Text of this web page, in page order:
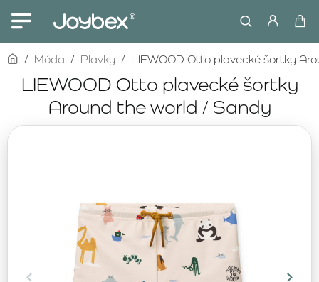
LIEWOOD Otto plavecké šortky
Around the world / Sandy
homeMóda Plavky LIEWOOD Otto plavecké šortky